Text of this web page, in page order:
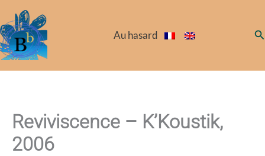
au
contenu
Au hasard
Reviviscence – K’Koustik,
2006